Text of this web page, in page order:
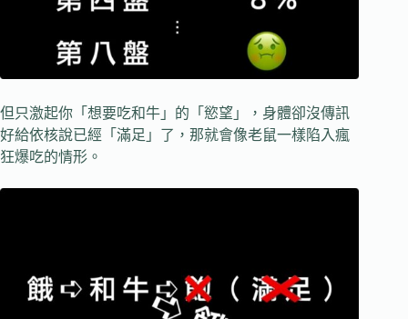
但只激起你「想要吃和牛」的「慾望」，身體卻沒傳訊
好給依核說已經「滿足」了，那就會像老鼠一樣陷入瘋
狂爆吃的情形。